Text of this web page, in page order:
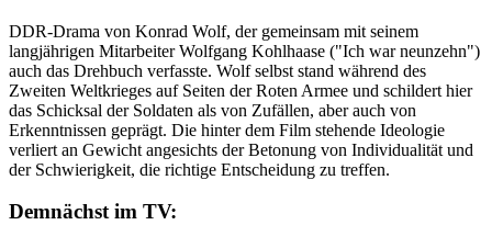
DDR-Drama von Konrad Wolf, der gemeinsam mit seinem
langjährigen Mitarbeiter Wolfgang Kohlhaase ("Ich war neunzehn")
auch das Drehbuch verfasste. Wolf selbst stand während des
Zweiten Weltkrieges auf Seiten der Roten Armee und schildert hier
das Schicksal der Soldaten als von Zufällen, aber auch von
Erkenntnissen geprägt. Die hinter dem Film stehende Ideologie
verliert an Gewicht angesichts der Betonung von Individualität und
der Schwierigkeit, die richtige Entscheidung zu treffen.
Demnächst im TV: